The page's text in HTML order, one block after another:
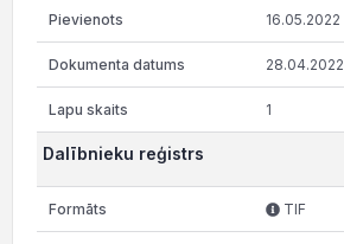
16.05.2022
28.04.2022
1
Dalībnieku reģistrs
TIF